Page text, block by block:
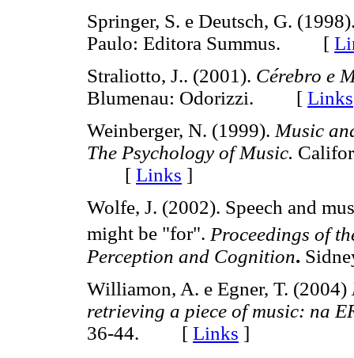
Springer, S. e Deutsch, G.
Paulo: Editora Summus. [
Straliotto, J.. (2001). Cérebro e
Blumenau: Odorizzi. [ Links
Weinberger, N. (1999). Music
The Psychology of Music.
[ Links ]
Wolfe, J. (2002). Speech and
might be "for". Proceedings of
Perception and Cognition.
Williamon, A. e Egner, T. (2004)
retrieving a piece of music: na
36-44. [ Links ]